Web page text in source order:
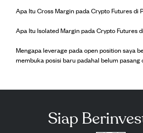
Apa Itu Cross Margin pada Crypto Futures di
Apa Itu Isolated Margin pada Crypto Futures
Mengapa leverage pada open position saya
membuka posisi baru padahal belum pasang
Siap